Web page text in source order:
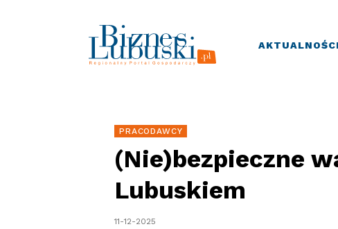
AKTUALNOŚCI
PRACODAWCY
(Nie)bezpieczne
Lubuskiem
11-12-2025